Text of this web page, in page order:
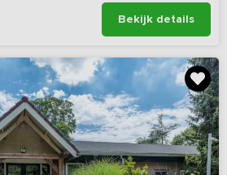
Bekijk details